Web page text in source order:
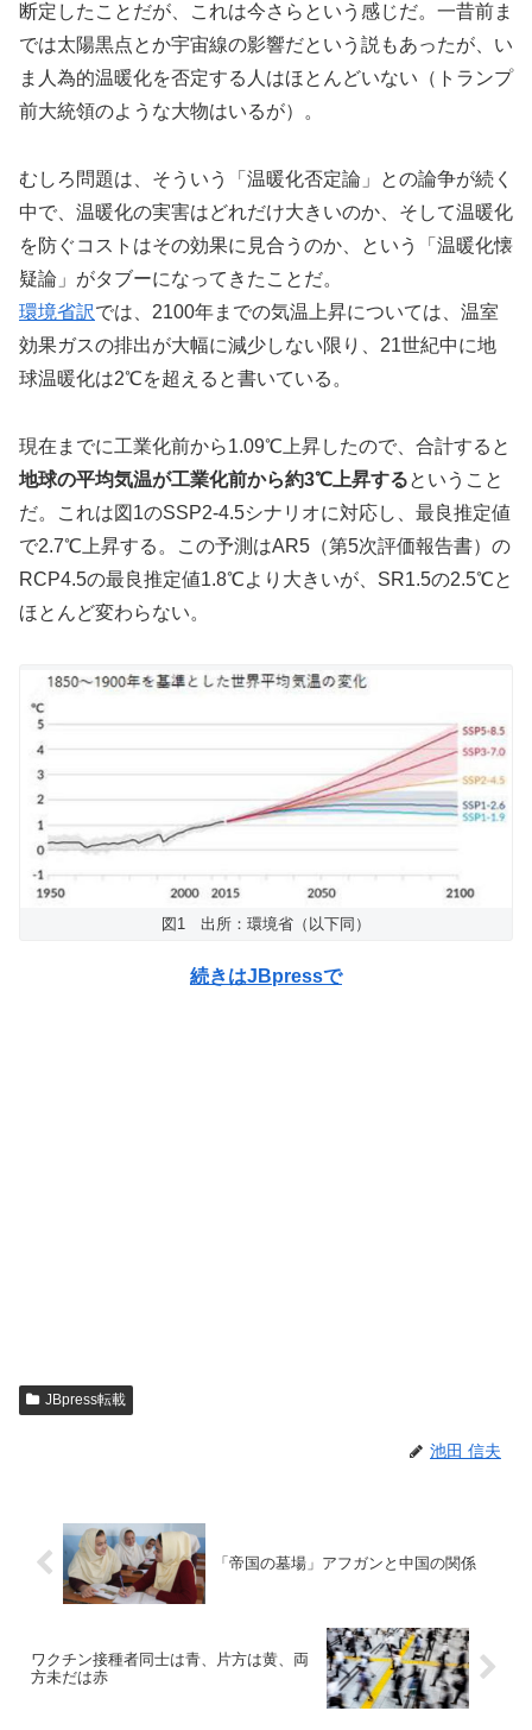
断定したことだが、これは今さらという感じだ。一昔前ま
では太陽黒点とか宇宙線の影響だという説もあったが、い
ま人為的温暖化を否定する人はほとんどいない（トランプ
前大統領のような大物はいるが）。
むしろ問題は、そういう「温暖化否定論」との論争が続く
中で、温暖化の実害はどれだけ大きいのか、そして温暖化
を防ぐコストはその効果に見合うのか、という「温暖化懐
疑論」がタブーになってきたことだ。
環境省訳では、2100年までの気温上昇については、温室
効果ガスの排出が大幅に減少しない限り、21世紀中に地
球温暖化は2℃を超えると書いている。
現在までに工業化前から1.09℃上昇したので、合計すると
地球の平均気温が工業化前から約3℃上昇するということ
だ。これは図1のSSP2-4.5シナリオに対応し、最良推定値
で2.7℃上昇する。この予測はAR5（第5次評価報告書）の
RCP4.5の最良推定値1.8℃より大きいが、SR1.5の2.5℃と
ほとんど変わらない。
図1 出所：環境省（以下同）
続きはJBpressで
JBpress転載
池田 信夫
「帝国の墓場」アフガンと中国の関係
ワクチン接種者同士は青、片方は黄、両
方未だは赤